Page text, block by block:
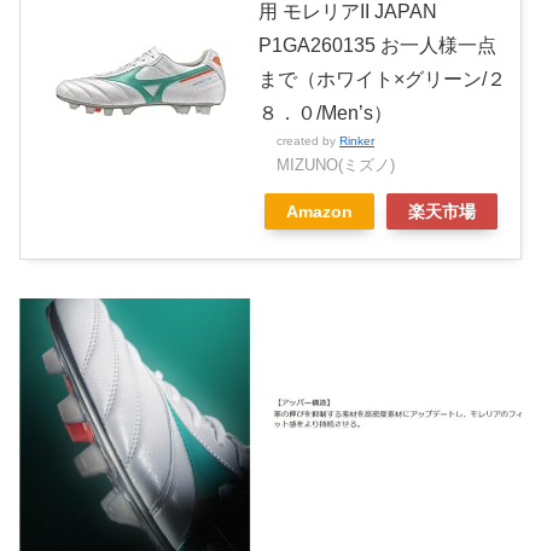
用 モレリアII JAPAN
P1GA260135 お一人様一点
まで（ホワイト×グリーン/２
８．０/Men’s）
created by Rinker
MIZUNO(ミズノ)
Amazon 楽天市場